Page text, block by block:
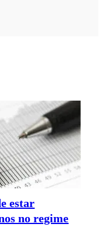
estar
no regime